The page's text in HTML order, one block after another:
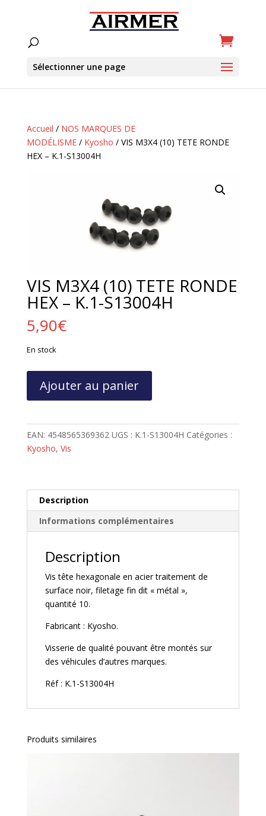
Sélectionner une page
Accueil / NOS MARQUES DE
MODÉLISME/ Kyosho / VIS M3X4 (10) TETE RONDE
HEX – K.1-S13004H
VIS M3X4 (10) TETE RONDE
HEX – K.1-S13004H
5,90€
En stock
(10)
TETE
K.1-
S13004H
Ajouter au panier
EAN: 4548565369362 UGS : K.1-S13004H Catégories :
Kyosho, Vis
Description
Informations complémentaires
Description
Vis tête hexagonale en acier traitement de
surface noir, filetage fin dit « métal »,
quantité 10.
Fabricant : Kyosho.
Visserie de qualité pouvant être montés sur
des véhicules d’autres marques.
Réf : K.1-S13004H
Produits similaires